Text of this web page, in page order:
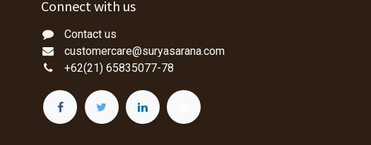
Connect with us
Contact us
customercare@suryasarana.com
+62(21) 65835077-78